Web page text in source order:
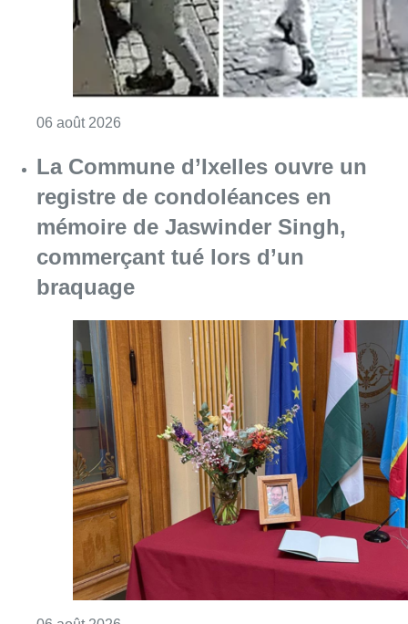
06 août 2026
La Commune d’Ixelles ouvre un
registre de condoléances en
mémoire de Jaswinder Singh,
commerçant tué lors d’un
braquage